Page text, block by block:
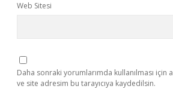
Web Sitesi
Daha sonraki yorumlarımda kullanılması için
ve site adresim bu tarayıcıya kaydedilsin.